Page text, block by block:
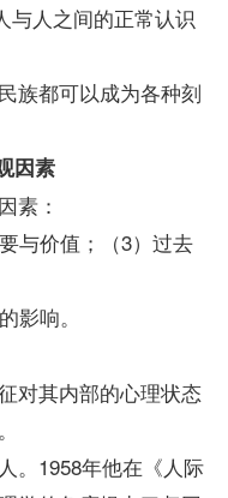
与人之间的正常认识
都可以成为各种刻
因素
素：
价值；（3）过去
响。
其内部的心理状态
1958年他在《人际